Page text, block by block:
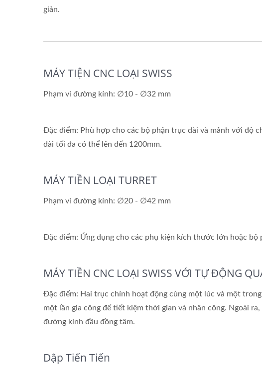
giản.
MÁY TIỆN CNC LOẠI SWISS
Phạm vi đường kính: ∅10 - ∅32 mm
Đặc điểm: Phù hợp cho các bộ phận trục dài và mảnh với độ
dài tối đa có thể lên đến 1200mm.
MÁY TIỀN LOẠI TURRET
Phạm vi đường kính: ∅20 - ∅42 mm
Đặc điểm: Ứng dụng cho các phụ kiện kích thước lớn hoặc
MÁY TIỀN CNC LOẠI SWISS VỚI TỰ ĐỘNG
Đặc điểm: Hai trục chính hoạt động cùng một lúc và một
một lần gia công để tiết kiệm thời gian và nhân công. Ngoài
đường kính đầu đồng tâm.
Dập Tiến Tiến